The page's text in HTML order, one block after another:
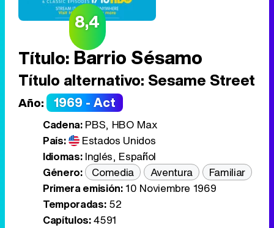
8,4
Título: Barrio Sésamo
Título alternativo: Sesame Street
Año: 1969 - Act
Cadena:PBS, HBO Max
País:
Estados Unidos
Idiomas: Inglés, Español
Género:
Comedia Aventura
Familiar
Primera emisión:10 Noviembre 1969
Temporadas:52
Capítulos:4591